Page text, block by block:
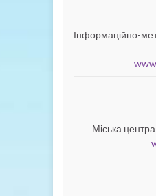
Інформаційно-
Міська